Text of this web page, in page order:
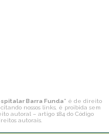
Barra Funda" é de direito
nossos links, é proibida sem
autoral – artigo 184 do Código
autorais.